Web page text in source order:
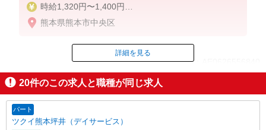
時給1,320円〜1,400円
◆無資格・経験者：時給1,320円〜
◆初任者研修・経験者：時給1,350円〜
◆介護福祉士：時給1,400円〜
※経験者は3ヶ月以上
※給与幅は経験・能力による
★週払いOK（規定あり）
熊本県熊本市中央区
ID：AE0626556840
掲載期間終了
詳細を見る
20件のこの求人と職種が同じ求人
パート
ツクイ熊本坪井（デイサービス）